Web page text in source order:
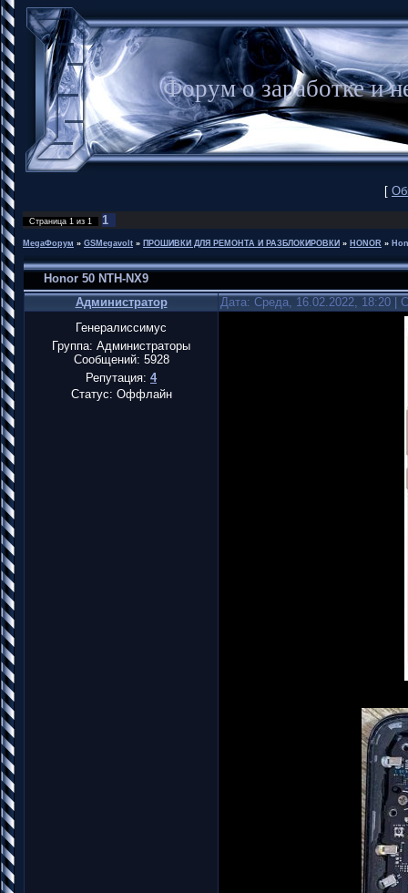
Форум о заработке
[
Страница 1 из 1 1
MegaФорум » GSMegavolt » ПРОШИВКИ ДЛЯ РЕМОНТА И РАЗБЛОКИРОВКИ » HONOR »
Honor 50 NTH-NX9
Администратор
Дата: Среда, 16.02.2022, 18:20 |
Генералиссимус
Группа: Администраторы
Сообщений: 5928
Репутация: 4
Статус: Оффлайн